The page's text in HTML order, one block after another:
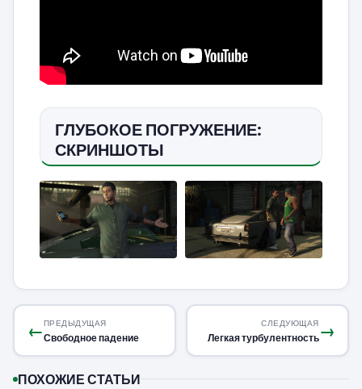
ГЛУБОКОЕ ПОГРУЖЕНИЕ:
СКРИНШОТЫ
←ПРЕДЫДУЩАЯ
Свободное падение →
СЛЕДУЮЩАЯ
Легкая турбулентность
ПОХОЖИЕ СТАТЬИ